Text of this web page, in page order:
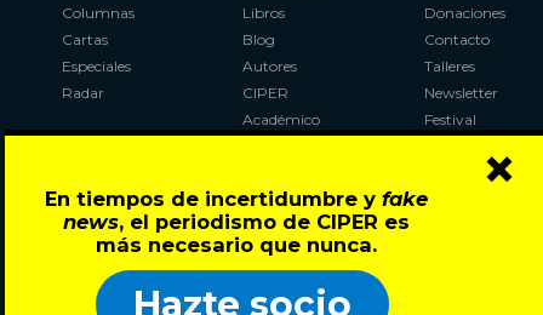
En tiempos de incertidumbre y fake
news, el periodismo de CIPER es
más necesario que nunca.
Hazte socio
×
Columnas
Cartas
Especiales
Radar
Libros
Blog
Autores
CIPER
Académico
Al Plebiscito
con CIPER
Donaciones
Contacto
Talleres
Newsletter
Festival